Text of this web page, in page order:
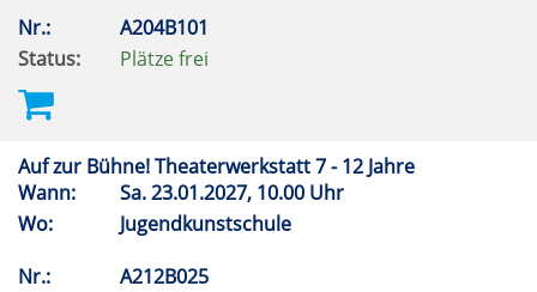
Nr.:
A204B101
Status:
Plätze frei
Auf zur Bühne! Theaterwerkstatt 7 - 12 Jahre
Wann:
Sa.23.01.2027, 10.00 Uhr
Wo:
Jugendkunstschule
Nr.:
A212B025